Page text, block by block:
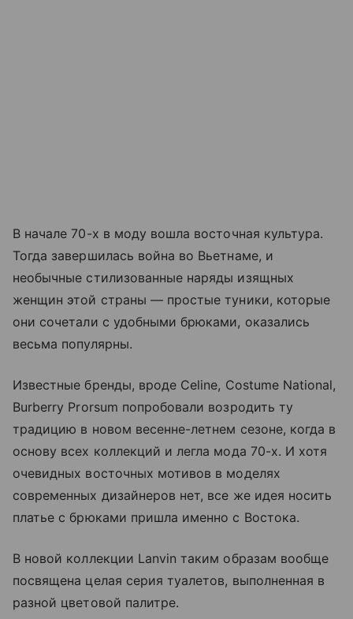
В начале 70-х в моду вошла восточная культура.
Тогда завершилась война во Вьетнаме, и
необычные стилизованные наряды изящных
женщин этой страны — простые туники, которые
они сочетали с удобными брюками, оказались
весьма популярны.
Известные бренды, вроде Celine, Costume National,
Burberry Prorsum попробовали возродить ту
традицию в новом весенне-летнем сезоне, когда в
основу всех коллекций и легла мода 70-х. И хотя
очевидных восточных мотивов в моделях
современных дизайнеров нет, все же идея носить
платье с брюками пришла именно с Востока.
В новой коллекции Lanvin таким образам вообще
посвящена целая серия туалетов, выполненная в
разной цветовой палитре.